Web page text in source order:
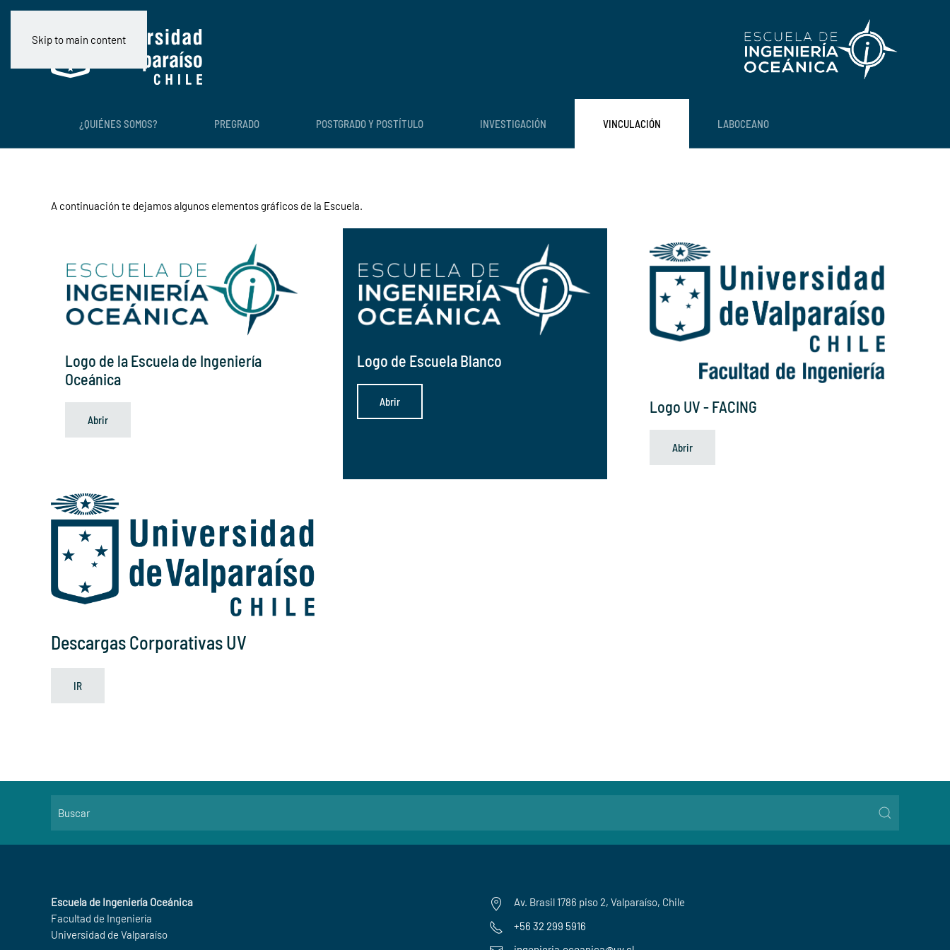
Skip to main content
¿QUIÉNES SOMOS? PREGRADO POSTGRADO Y POSTÍTULO INVESTIGACIÓN VINCULACIÓN LABOCEANO
A continuación te dejamos algunos elementos gráficos de la Escuela.
Logo de la Escuela de Ingeniería
Oceánica
Abrir
Logo de Escuela Blanco
Abrir Logo UV - FACING
Abrir
Descargas Corporativas UV
IR
Escuela de Ingeniería Oceánica
Facultad de Ingeniería
Universidad de Valparaíso
Av. Brasil 1786 piso 2, Valparaíso, Chile
+56 32 299 5916